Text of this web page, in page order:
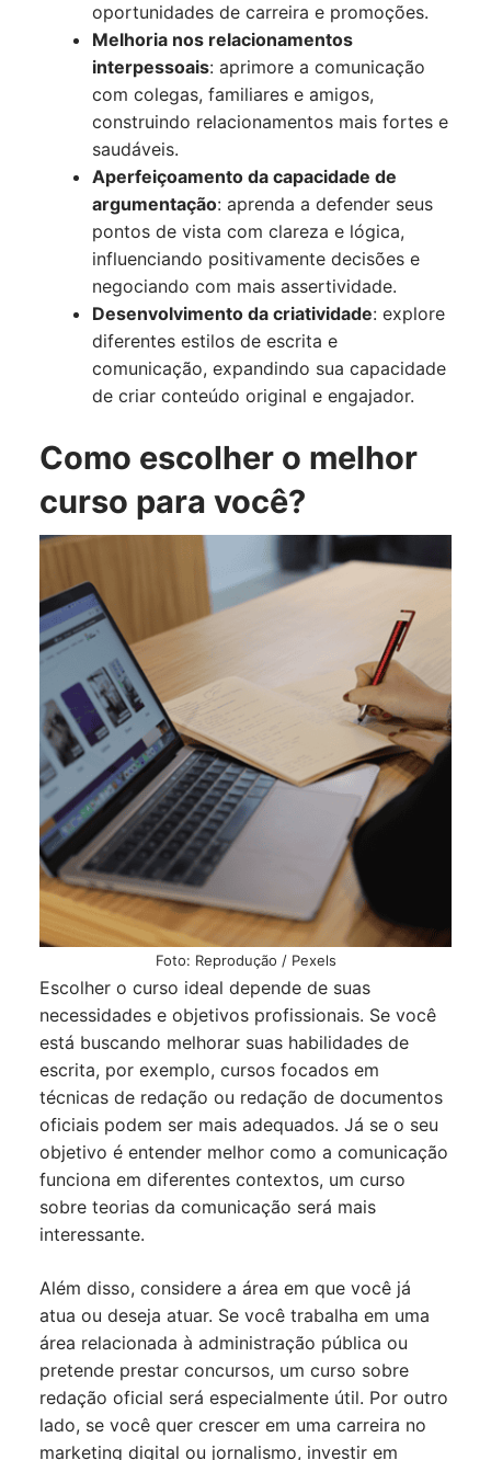
oportunidades de carreira e promoções.
Melhoria nos relacionamentos
interpessoais: aprimore a comunicação
com colegas, familiares e amigos,
construindo relacionamentos mais fortes e
saudáveis.
Aperfeiçoamento da capacidade de
argumentação: aprenda a defender seus
pontos de vista com clareza e lógica,
influenciando positivamente decisões e
negociando com mais assertividade.
Desenvolvimento da criatividade: explore
diferentes estilos de escrita e
comunicação, expandindo sua capacidade
de criar conteúdo original e engajador.
Como escolher o melhor
curso para você?
Foto: Reprodução / Pexels
Escolher o curso ideal depende de suas
necessidades e objetivos profissionais. Se você
está buscando melhorar suas habilidades de
escrita, por exemplo, cursos focados em
técnicas de redação ou redação de documentos
oficiais podem ser mais adequados. Já se o seu
objetivo é entender melhor como a comunicação
funciona em diferentes contextos, um curso
sobre teorias da comunicação será mais
interessante.
Além disso, considere a área em que você já
atua ou deseja atuar. Se você trabalha em uma
área relacionada à administração pública ou
pretende prestar concursos, um curso sobre
redação oficial será especialmente útil. Por outro
lado, se você quer crescer em uma carreira no
marketing digital ou jornalismo, investir em